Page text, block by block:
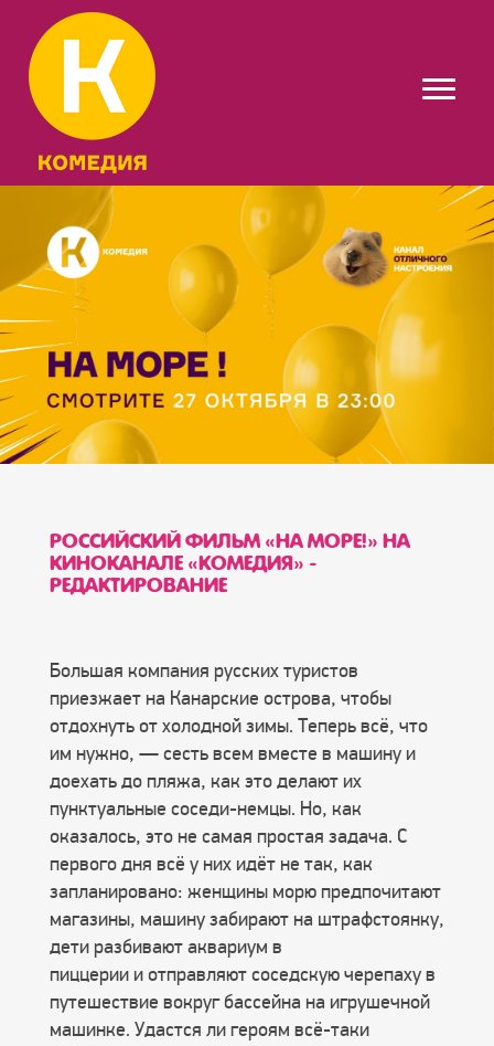
РОССИЙСКИЙ ФИЛЬМ «НА МОРЕ!» НА
КИНОКАНАЛЕ «КОМЕДИЯ» -
РЕДАКТИРОВАНИЕ
Большая компания русских туристов
приезжает на Канарские острова, чтобы
отдохнуть от холодной зимы. Теперь всё, что
им нужно, — сесть всем вместе в машину и
доехать до пляжа, как это делают их
пунктуальные соседи-немцы. Но, как
оказалось, это не самая простая задача. С
первого дня всё у них идёт не так, как
запланировано: женщины морю предпочитают
магазины, машину забирают на штрафстоянку,
дети разбивают аквариум в
пиццерии и отправляют соседскую черепаху в
путешествие вокруг бассейна на игрушечной
машинке. Удастся ли героям всё-таки